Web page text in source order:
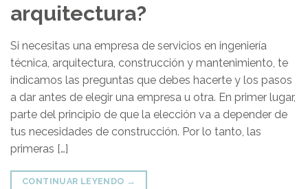
arquitectura?
Si necesitas una empresa de servicios en ingeniería
técnica, arquitectura, construcción y mantenimiento, te
indicamos las preguntas que debes hacerte y los pasos
a dar antes de elegir una empresa u otra. En primer lugar,
parte del principio de que la elección va a depender de
tus necesidades de construcción. Por lo tanto, las
primeras […]
CONTINUAR LEYENDO →